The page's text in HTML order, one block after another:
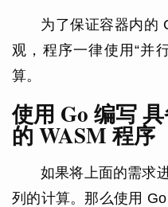
为了保证容器内的
观，程序一律使用“并
算。
使用 Go 编写
的 WASM 程序
如果将上面的需求
列的计算。那么使用